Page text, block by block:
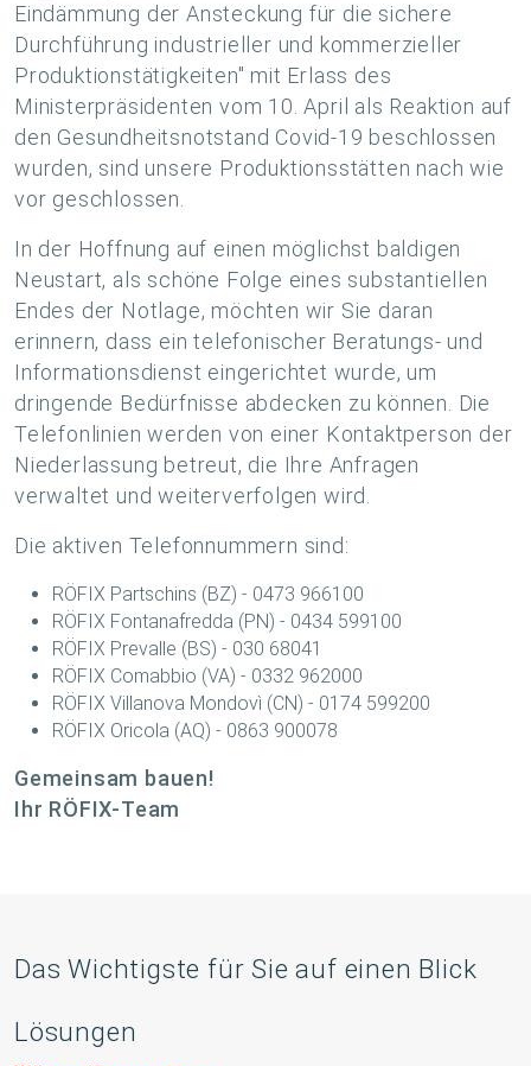
Eindämmung der Ansteckung für die sichere
Durchführung industrieller und kommerzieller
Produktionstätigkeiten" mit Erlass des
Ministerpräsidenten vom 10. April als Reaktion auf
den Gesundheitsnotstand Covid-19 beschlossen
wurden, sind unsere Produktionsstätten nach wie
vor geschlossen.
In der Hoffnung auf einen möglichst baldigen
Neustart, als schöne Folge eines substantiellen
Endes der Notlage, möchten wir Sie daran
erinnern, dass ein telefonischer Beratungs- und
Informationsdienst eingerichtet wurde, um
dringende Bedürfnisse abdecken zu können. Die
Telefonlinien werden von einer Kontaktperson der
Niederlassung betreut, die Ihre Anfragen
verwaltet und weiterverfolgen wird.
Die aktiven Telefonnummern sind:
RÖFIX Partschins (BZ) - 0473 966100
RÖFIX Fontanafredda (PN) - 0434 599100
RÖFIX Prevalle (BS) - 030 68041
RÖFIX Comabbio (VA) - 0332 962000
RÖFIX Villanova Mondovì (CN) - 0174 599200
RÖFIX Oricola (AQ) - 0863 900078
Gemeinsam bauen!
Ihr RÖFIX-Team
Das Wichtigste für Sie auf einen Blick
Lösungen